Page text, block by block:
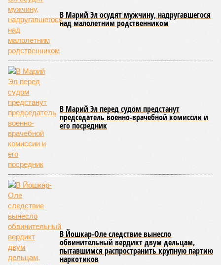
В Марий Эл осудят мужчину, надругавшегося
над малолетним родственником
В Марий Эл перед судом предстанут
председатель военно-врачебной комиссии и
его посредник
В Йошкар-Оле следствие вынесло
обвинительный вердикт двум дельцам,
пытавшимся распространить крупную партию
наркотиков